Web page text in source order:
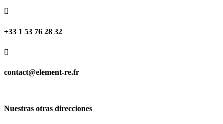

+33 1 53 76 28 32

contact@element-re.fr
Nuestras otras direcciones